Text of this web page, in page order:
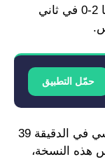
العالم 2026 في أعقاب الفوز على النمسا 2-0 في ثاني
حمّل التطبيق
وأتت ثنائية الألباسيلسيتي عبر ليونيل ميسي في الدقيقة 39
هذه النسخة،